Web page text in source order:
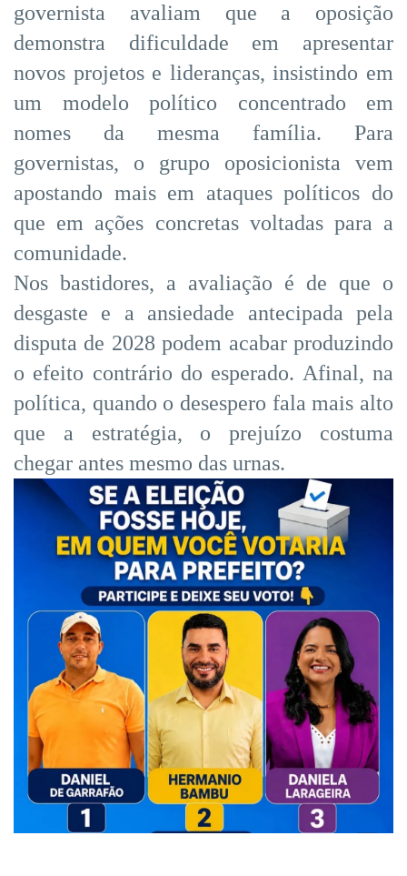
governista avaliam que a oposição
demonstra dificuldade em apresentar
novos projetos e lideranças, insistindo em
um modelo político concentrado em
nomes da mesma família. Para
governistas, o grupo oposicionista vem
apostando mais em ataques políticos do
que em ações concretas voltadas para a
comunidade.
Nos bastidores, a avaliação é de que o
desgaste e a ansiedade antecipada pela
disputa de 2028 podem acabar produzindo
o efeito contrário do esperado. Afinal, na
política, quando o desespero fala mais alto
que a estratégia, o prejuízo costuma
chegar antes mesmo das urnas.